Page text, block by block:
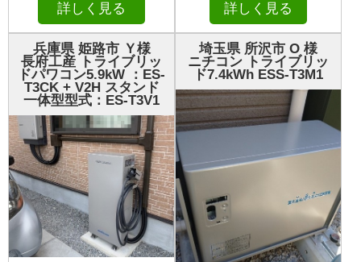
詳しく見る 詳しく見る
兵庫県 姫路市 Ｙ様
長府工産 トライブリッ
ドパワコン5.9kW ：ES-
T3CK + V2H スタンド
一体型型式：ES-T3V1
埼玉県 所沢市 О 様
ニチコン トライブリッ
ド7.4kWh ESS-T3M1